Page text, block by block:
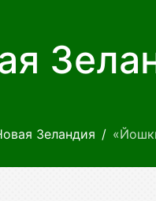
Зеландия